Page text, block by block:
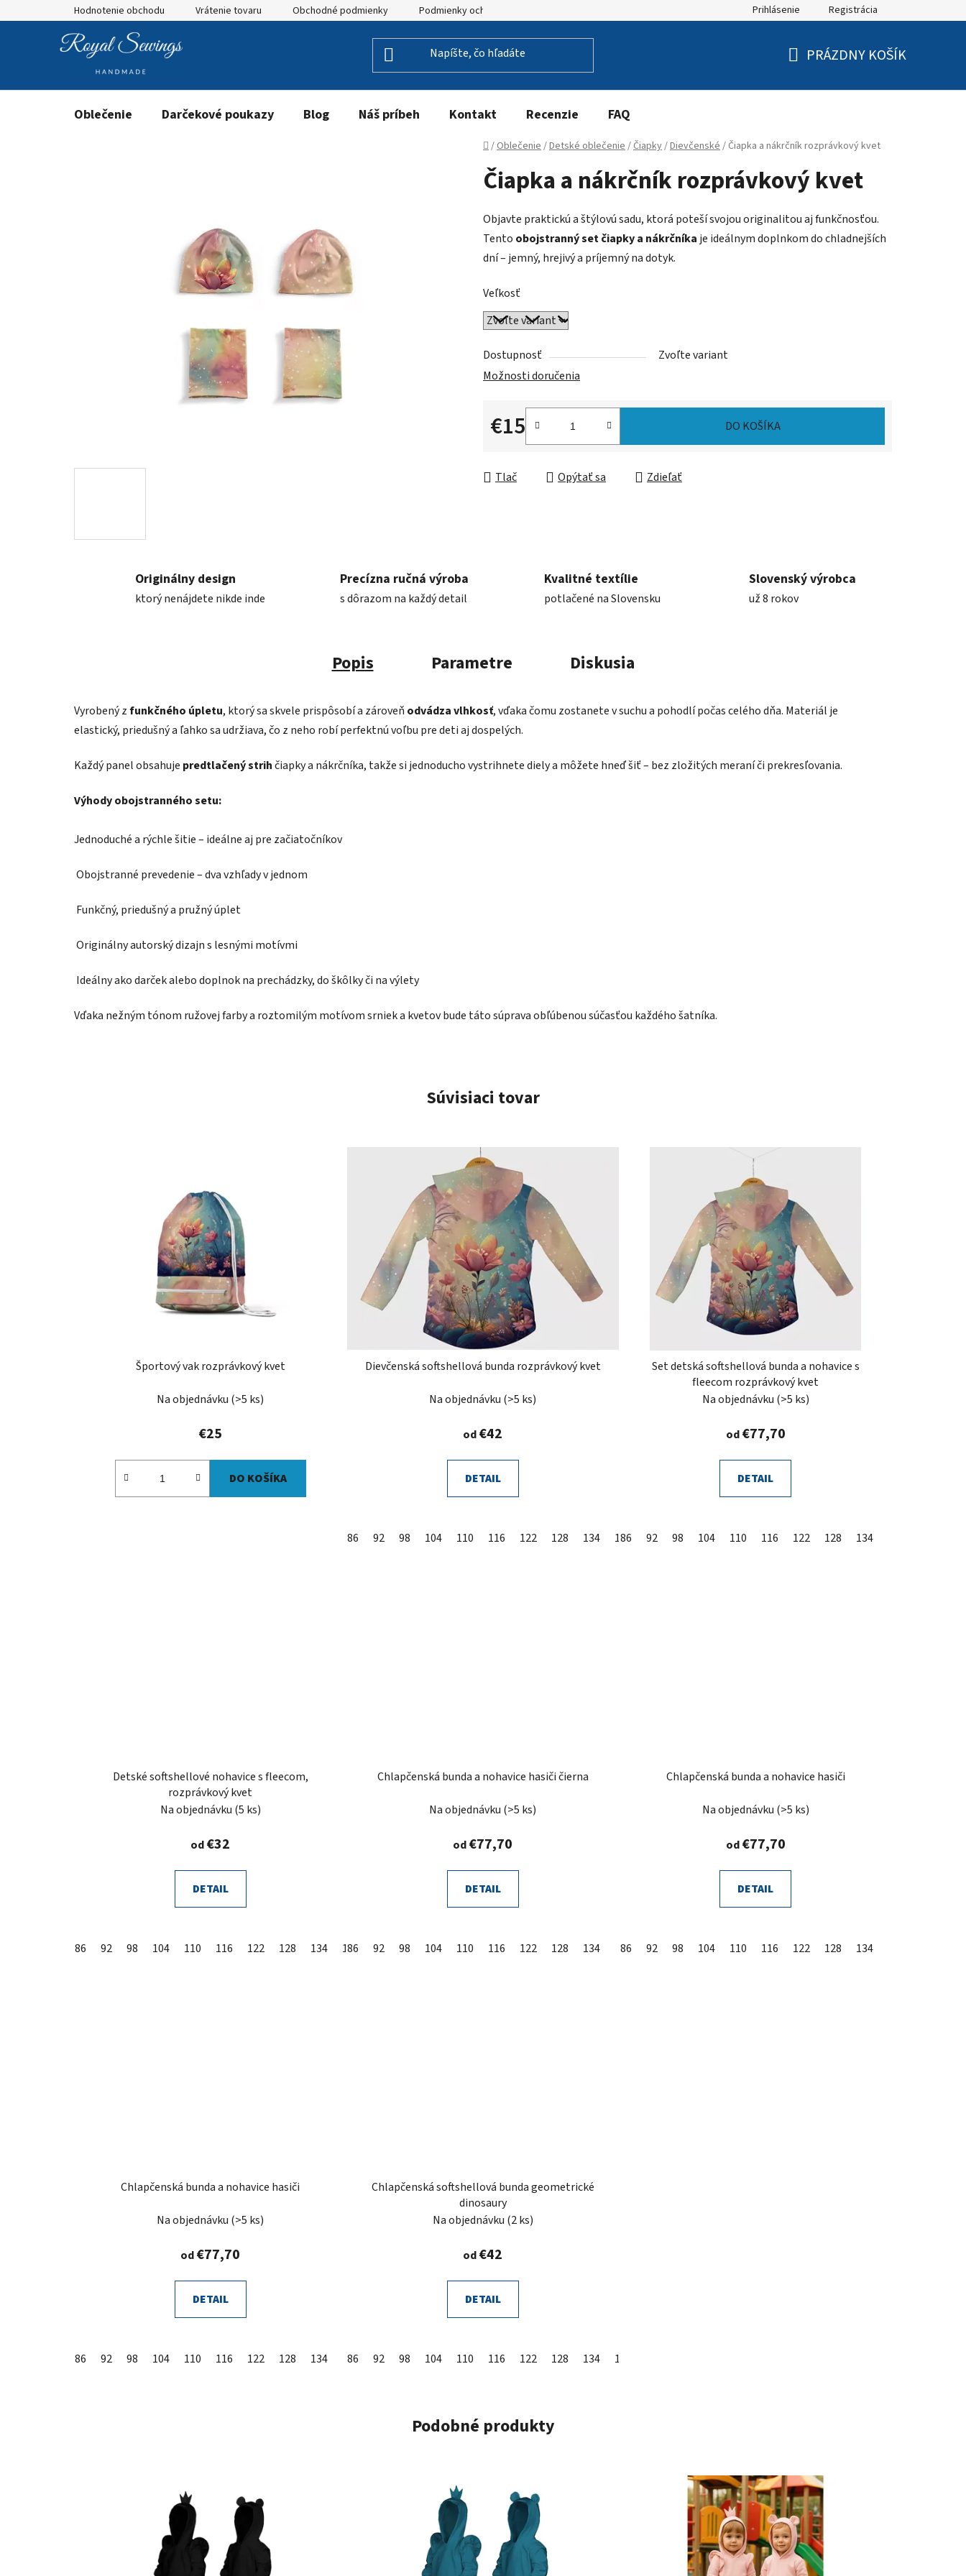
na
Hodnotenie obchodu Vrátenie tovaru Obchodné podmienky Podmienky ochrany osobných údajov Prihlásenie Registrácia
PRÁZDNY KOŠÍK
Oblečenie Darčekové poukazy Blog Náš príbeh Kontakt Recenzie FAQ
Domov
/Oblečenie/Detské oblečenie/Čiapky/Dievčenské/ Čiapka a nákrčník rozprávkový kvet
Čiapka a nákrčník rozprávkový kvet
Objavte praktickú a štýlovú sadu, ktorá poteší svojou originalitou aj funkčnosťou.
Tento obojstranný set čiapky a nákrčníka je ideálnym doplnkom do chladnejších
dní – jemný, hrejivý a príjemný na dotyk.
Veľkosť
Dostupnosť
Zvoľte variant
Možnosti doručenia
€15
Jednotková cena:
DO KOŠÍKA
Tlač Opýtať sa Zdieľať
Originálny design
ktorý nenájdete nikde inde
Precízna ručná výroba
s dôrazom na každý detail
Kvalitné textílie
potlačené na Slovensku
Slovenský výrobca
už 8 rokov
Popis Parametre Diskusia
Vyrobený zfunkčného úpletu, ktorý sa skvele prispôsobí a zároveň odvádza vlhkosť, vďaka čomu zostanete v suchu a pohodlí počas celého dňa. Materiál je
elastický, priedušný a ľahko sa udržiava, čo z neho robí perfektnú voľbu pre deti aj dospelých.
Každý panel obsahuje predtlačený strihčiapky a nákrčníka, takže si jednoducho vystrihnete diely a môžete hneď šiť – bez zložitých meraní či prekresľovania.
Výhody obojstranného setu:
Jednoduché a rýchle šitie – ideálne aj pre začiatočníkov
Obojstranné prevedenie – dva vzhľady v jednom
Funkčný, priedušný a pružný úplet
Originálny autorský dizajn s lesnými motívmi
Ideálny ako darček alebo doplnok na prechádzky, do škôlky či na výlety
Vďaka nežným tónom ružovej farby a roztomilým motívom srniek a kvetov bude táto súprava obľúbenou súčasťou každého šatníka.
Súvisiaci tovar
Športový vak rozprávkový kvet
Na objednávku (>5 ks)
€25
DO KOŠÍKA
Dievčenská softshellová bunda rozprávkový kvet
Na objednávku (>5 ks)
od€42
DETAIL
86 92 98 104 110 116 122 128 134 140
Set detská softshellová bunda a nohavice s
fleecom rozprávkový kvet
Na objednávku (>5 ks)
od€77,70
DETAIL
86 92 98 104 110 116 122 128 134
Detské softshellové nohavice s fleecom,
rozprávkový kvet
Na objednávku (5 ks)
od€32
DETAIL
86 92 98 104 110 116 122 128 134 140 146 152 158 164 170
Chlapčenská bunda a nohavice hasiči čierna
Na objednávku (>5 ks)
od€77,70
DETAIL
86 92 98 104 110 116 122 128 134
Chlapčenská bunda a nohavice hasiči
Na objednávku (>5 ks)
od€77,70
DETAIL
86 92 98 104 110 116 122 128 134
Chlapčenská bunda a nohavice hasiči
Na objednávku (>5 ks)
od€77,70
DETAIL
86 92 98 104 110 116 122 128 134
Chlapčenská softshellová bunda geometrické
dinosaury
Na objednávku (2 ks)
od€42
DETAIL
86 92 98 104 110 116 122 128 134 140
Podobné produkty